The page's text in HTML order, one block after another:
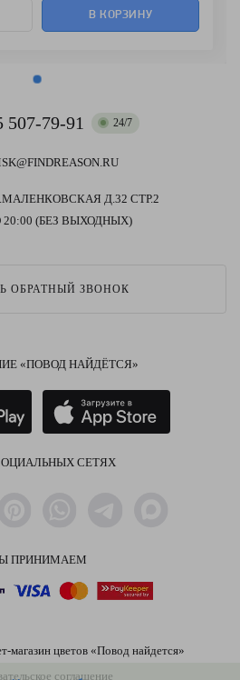
В КОРЗИНУ
507-79-91 24/7
Д.32 СТР.2
20:00 (БЕЗ ВЫХОДНЫХ)
ОБРАТНЫЙ ЗВОНОК
«ПОВОД НАЙДЁТСЯ»
СЕТЯХ
ПРИНИМАЕМ
магазин цветов «Повод найдется»
соглашение